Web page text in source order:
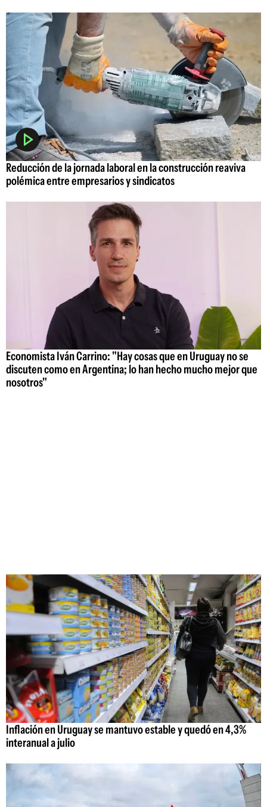
Reducción de la jornada laboral en la construcción reaviva
polémica entre empresarios y sindicatos
Economista Iván Carrino: "Hay cosas que en Uruguay no se
discuten como en Argentina; lo han hecho mucho mejor que
nosotros"
Inflación en Uruguay se mantuvo estable y quedó en 4,3%
interanual a julio